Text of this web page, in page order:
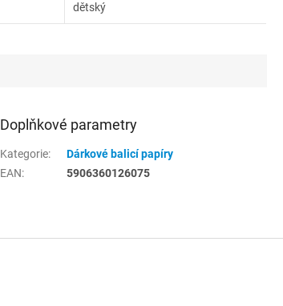
dětský
Doplňkové parametry
Kategorie:
Dárkové balicí papíry
EAN: 5906360126075